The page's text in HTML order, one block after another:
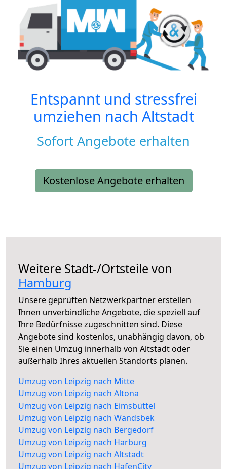
Entspannt und stressfrei
umziehen nach Altstadt
Sofort Angebote erhalten
Kostenlose Angebote erhalten
Weitere Stadt-/Ortsteile von
Hamburg
Unsere geprüften Netzwerkpartner erstellen
Ihnen unverbindliche Angebote, die speziell auf
Ihre Bedürfnisse zugeschnitten sind. Diese
Angebote sind kostenlos, unabhängig davon, ob
Sie einen Umzug innerhalb von Altstadt oder
außerhalb Ihres aktuellen Standorts planen.
Umzug von Leipzig nach Mitte
Umzug von Leipzig nach Altona
Umzug von Leipzig nach Eimsbüttel
Umzug von Leipzig nach Wandsbek
Umzug von Leipzig nach Bergedorf
Umzug von Leipzig nach Harburg
Umzug von Leipzig nach Altstadt
Umzug von Leipzig nach HafenCity